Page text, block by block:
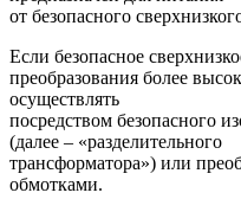
от безопасного
Если безопасное
преобразования более
осуществлять
посредством безопасного
(далее – «разделительного
трансформатора») или
обмотками.